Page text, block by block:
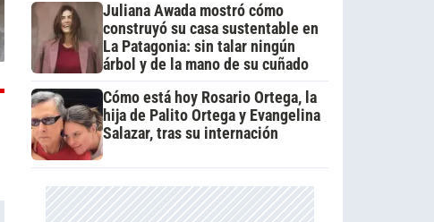
Juliana Awada mostró cómo
construyó su casa sustentable en
La Patagonia: sin talar ningún
árbol y de la mano de su cuñado
Cómo está hoy Rosario Ortega, la
hija de Palito Ortega y Evangelina
Salazar, tras su internación